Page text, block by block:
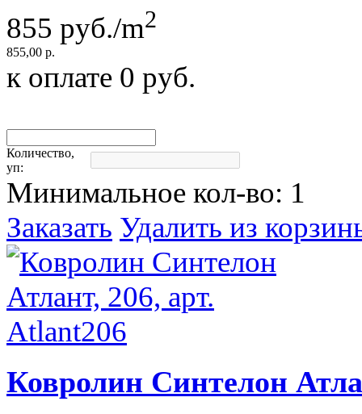
855 руб./m2
855,00 р.
к оплате 0 руб.
Количество,
уп:
Минимальное кол-во: 1
Заказать Удалить из
Ковролин Синтелон